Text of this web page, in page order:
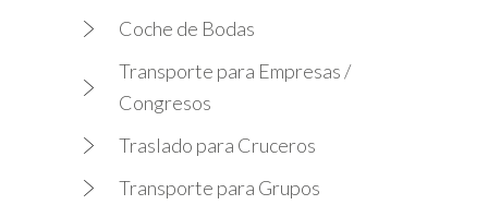
Coche de Bodas
Transporte para Empresas /
Congresos
Traslado para Cruceros
Transporte para Grupos